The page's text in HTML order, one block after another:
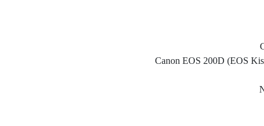
Canon EOS 200D (EOS